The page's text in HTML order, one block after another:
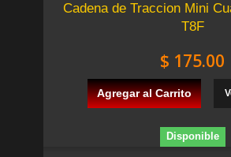
Cadena de Traccion Mini
T8F
$ 175.00
Agregar al Carrito
Disponible